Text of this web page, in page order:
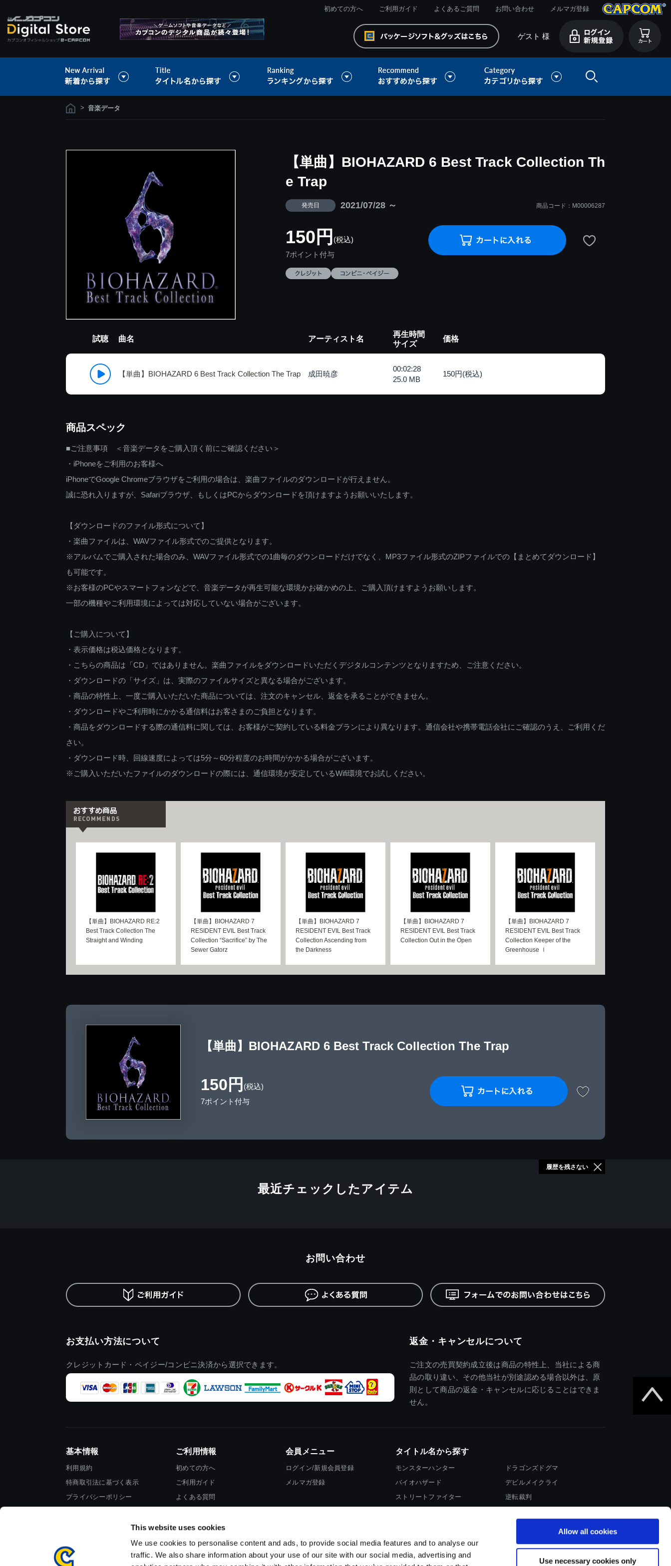
This website uses cookies
We use cookies to personalise content and ads, to provide social media features and to analyse our
traffic. We also share information about your use of our site with our social media, advertising and
Allow all cookies
Use necessary cookies only
初めての方へ ご利用ガイド よくあるご質問 お問い合わせ メルマガ登録
ゲスト 様
> 音楽データ
【単曲】BIOHAZARD 6 Best Track Collection Th
e Trap
発売日 2021/07/28 ～ 商品コード：M00006287
150円 (税込)
7ポイント付与
試聴 曲名 アーティスト名
再生時間
サイズ
価格
【単曲】BIOHAZARD 6 Best Track Collection The Trap 成田暁彦
00:02:28
25.0 MB
150円(税込)
商品スペック
■ご注意事項 ＜音楽データをご購入頂く前にご確認ください＞
・iPhoneをご利用のお客様へ
iPhoneでGoogle Chromeブラウザをご利用の場合は、楽曲ファイルのダウンロードが行えません。
誠に恐れ入りますが、Safariブラウザ、もしくはPCからダウンロードを頂けますようお願いいたします。
【ダウンロードのファイル形式について】
・楽曲ファイルは、WAVファイル形式でのご提供となります。
※アルバムでご購入された場合のみ、WAVファイル形式での1曲毎のダウンロードだけでなく、MP3ファイル形式のZIPファイルでの【まとめてダウンロード】
も可能です。
※お客様のPCやスマートフォンなどで、音楽データが再生可能な環境かお確かめの上、ご購入頂けますようお願いします。
一部の機種やご利用環境によっては対応していない場合がございます。
【ご購入について】
・表示価格は税込価格となります。
・こちらの商品は「CD」ではありません。楽曲ファイルをダウンロードいただくデジタルコンテンツとなりますため、ご注意ください。
・ダウンロードの「サイズ」は、実際のファイルサイズと異なる場合がございます。
・商品の特性上、一度ご購入いただいた商品については、注文のキャンセル、返金を承ることができません。
・ダウンロードやご利用時にかかる通信料はお客さまのご負担となります。
・商品をダウンロードする際の通信料に関しては、お客様がご契約している料金プランにより異なります。通信会社や携帯電話会社にご確認のうえ、ご利用くだ
さい。
・ダウンロード時、回線速度によっては5分～60分程度のお時間がかかる場合がございます。
※ご購入いただいたファイルのダウンロードの際には、通信環境が安定しているWifi環境でお試しください。
【単曲】BIOHAZARD RE:2
Best Track Collection The
Straight and Winding
【単曲】BIOHAZARD 7
RESIDENT EVIL Best Track
Collection “Sacrifice” by The
Sewer Gatorz
【単曲】BIOHAZARD 7
RESIDENT EVIL Best Track
Collection Ascending from
the Darkness
【単曲】BIOHAZARD 7
RESIDENT EVIL Best Track
Collection Out in the Open
【単曲】BIOHAZARD 7
RESIDENT EVIL Best Track
Collection Keeper of the
Greenhouse Ⅰ
【単曲】BIOHAZARD 6 Best Track Collection The Trap
150円 (税込)
7ポイント付与
最近チェックしたアイテム
履歴を残さない
お支払い方法について
クレジットカード・ペイジー/コンビニ決済から選択できます。
返金・キャンセルについて
ご注文の売買契約成立後は商品の特性上、当社による商
品の取り違い、その他当社が別途認める場合以外は、原
則として商品の返金・キャンセルに応じることはできま
せん。
お問い合わせ
基本情報
利用規約
特商取引法に基づく表示
プライバシーポリシー
ご利用情報
初めての方へ
ご利用ガイド
よくある質問
会員メニュー
ログイン/新規会員登録
メルマガ登録
タイトル名から探す
モンスターハンター
バイオハザード
ストリートファイター
ドラゴンズドグマ
デビルメイクライ
逆転裁判